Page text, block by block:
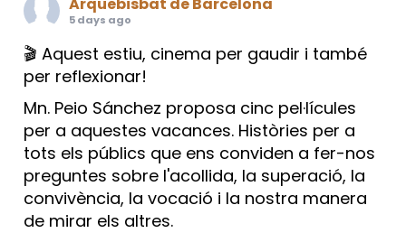
5 days ago
🎬 Aquest estiu, cinema per gaudir i també
per reflexionar!
Mn. Peio Sánchez proposa cinc pel·lícules
per a aquestes vacances. Històries per a
tots els públics que ens conviden a fer-nos
preguntes sobre l'acollida, la superació, la
convivència, la vocació i la nostra manera
de mirar els altres.